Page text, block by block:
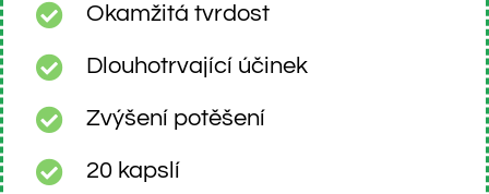
Okamžitá tvrdost
Dlouhotrvající účinek
Zvýšení potěšení
20 kapslí